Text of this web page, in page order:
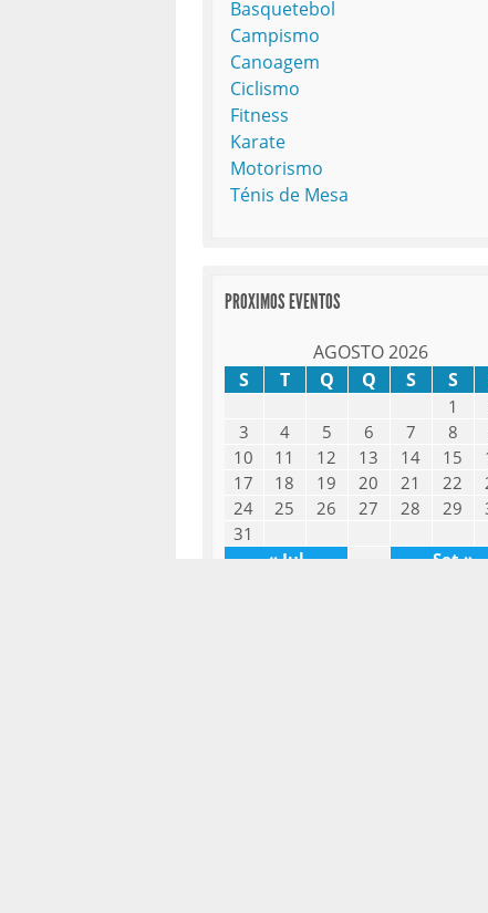
Basquetebol
Campismo
Canoagem
Ciclismo
Fitness
Karate
Motorismo
Ténis de Mesa
PROXIMOS EVENTOS
AGOSTO 2026
S
T Q Q S S
1
3
4 5 6 7 8
10
11 12 13 14 15
17
18 19 20 21 22
24
25 26 27 28 29
31
« Jul
Set »